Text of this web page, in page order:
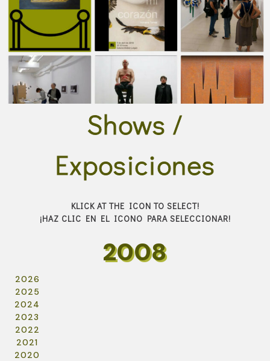
Shows /
Exposiciones
KLICK AT THE ICON TO SELECT!
¡HAZ CLIC EN EL ICONO PARA SELECCIONAR!
2008
2026
2025
2024
2023
2022
2021
2020